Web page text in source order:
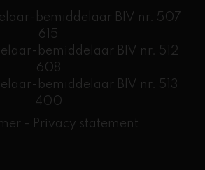
bemiddelaar BIV nr. 507
615
bemiddelaar BIV nr. 512
608
bemiddelaar BIV nr. 513
400
- Privacy statement